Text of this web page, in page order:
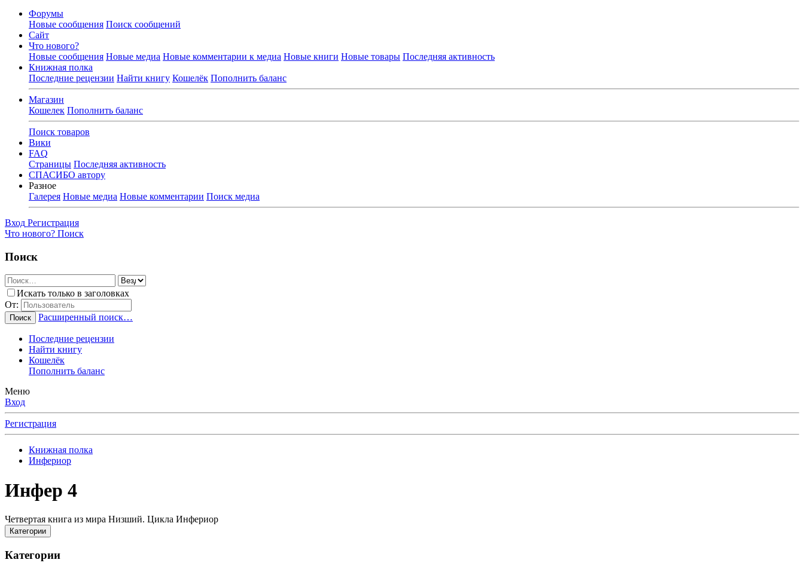
Форумы
Новые сообщения Поиск сообщений
Сайт
Что нового?
Новые сообщения Новые медиа Новые комментарии к медиа Новые книги Новые товары Последняя активность
Книжная полка
Последние рецензии Найти книгу Кошелёк Пополнить баланс
Магазин
Кошелек Пополнить баланс
Поиск товаров
Вики
FAQ
Страницы Последняя активность
СПАСИБО автору
Разное
Галерея Новые медиа Новые комментарии Поиск медиа
Вход Регистрация
Что нового? Поиск
Поиск
Искать только в заголовках
От:
Поиск Расширенный поиск…
Последние рецензии
Найти книгу
Кошелёк
Пополнить баланс
Меню
Вход
Регистрация
Книжная полка
Инфериор
Инфер 4
Четвертая книга из мира Низший. Цикла Инфериор
Категории
Категории